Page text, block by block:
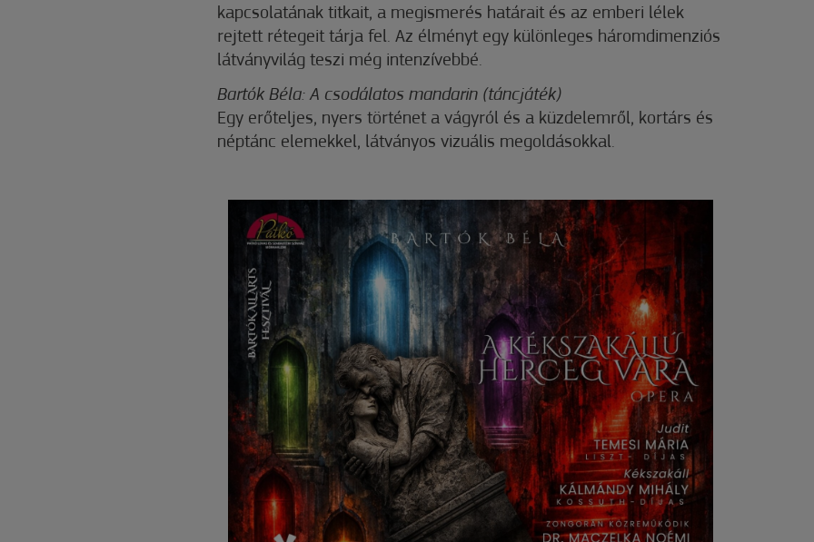
kapcsolatának titkait, a megismerés határait és az emberi lélek
rejtett rétegeit tárja fel. Az élményt egy különleges háromdimenziós
látványvilág teszi még intenzívebbé.
Bartók Béla: A csodálatos mandarin (táncjáték)
Egy erőteljes, nyers történet a vágyról és a küzdelemről, kortárs és
néptánc elemekkel, látványos vizuális megoldásokkal.